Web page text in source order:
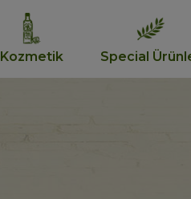
Kozmetik Special